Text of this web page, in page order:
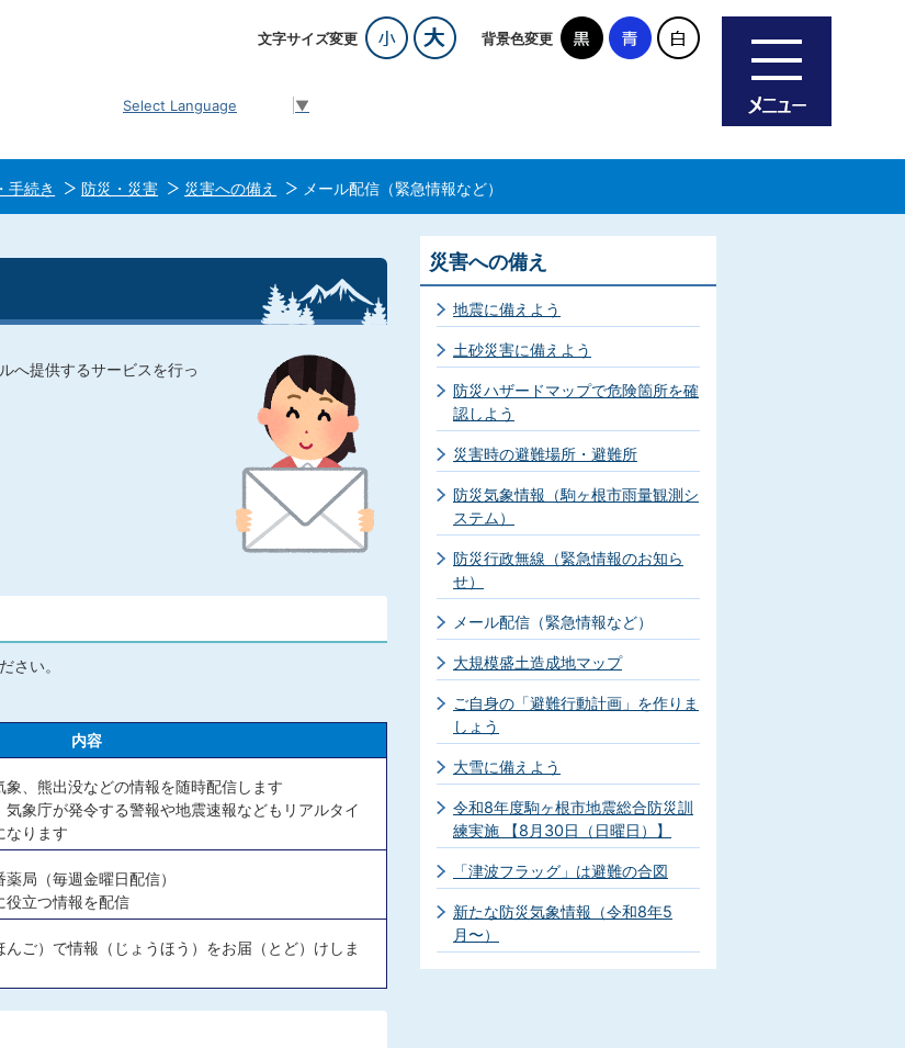
文字サイズ変更 背景色変更
Select Language ▼
手続き 防災・災害 災害への備え メール配信（緊急情報など）
へ提供するサービスを行っ
さい。
内容
、熊出没などの情報を随時配信します
象庁が発令する警報や地震速報などもリアルタイ
なります
局（毎週金曜日配信）
役立つ情報を配信
ご）で情報（じょうほう）をお届（とど）けしま
災害への備え
地震に備えよう
土砂災害に備えよう
防災ハザードマップで危険箇所を確
認しよう
災害時の避難場所・避難所
防災気象情報（駒ヶ根市雨量観測シ
ステム）
防災行政無線（緊急情報のお知ら
せ）
メール配信（緊急情報など）
大規模盛土造成地マップ
ご自身の「避難行動計画」を作りま
しょう
大雪に備えよう
令和8年度駒ヶ根市地震総合防災訓
練実施 【8月30日（日曜日）】
「津波フラッグ」は避難の合図
新たな防災気象情報（令和8年5
月〜）